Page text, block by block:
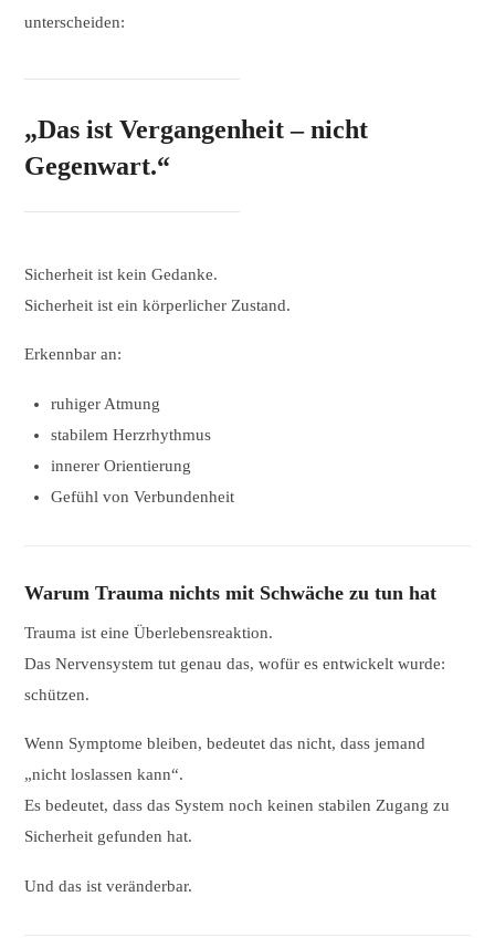
unterscheiden:
„Das ist Vergangenheit – nicht
Gegenwart.“
Sicherheit ist kein Gedanke.
Sicherheit ist ein körperlicher Zustand.
Erkennbar an:
ruhiger Atmung
stabilem Herzrhythmus
innerer Orientierung
Gefühl von Verbundenheit
Warum Trauma nichts mit Schwäche zu tun hat
Trauma ist eine Überlebensreaktion.
Das Nervensystem tut genau das, wofür es entwickelt wurde:
schützen.
Wenn Symptome bleiben, bedeutet das nicht, dass jemand
„nicht loslassen kann“.
Es bedeutet, dass das System noch keinen stabilen Zugang zu
Sicherheit gefunden hat.
Und das ist veränderbar.